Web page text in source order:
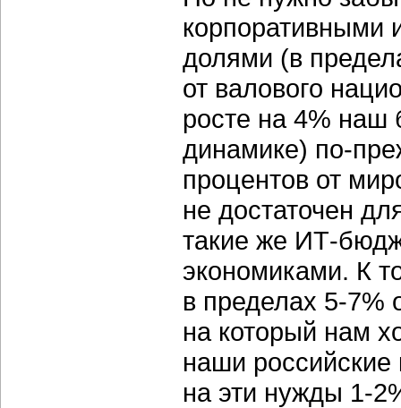
корпоративными
долями (в
от валового
росте на 4% наш
динамике) по-
процентов от
не достаточен
такие же ИТ-
экономиками. К
в пределах 5-7%
на который нам
наши
на эти нужды 1-